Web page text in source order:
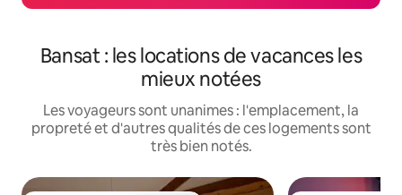
Bansat : les locations de vacances les
mieux notées
Les voyageurs sont unanimes : l'emplacement, la
propreté et d'autres qualités de ces logements sont
très bien notés.